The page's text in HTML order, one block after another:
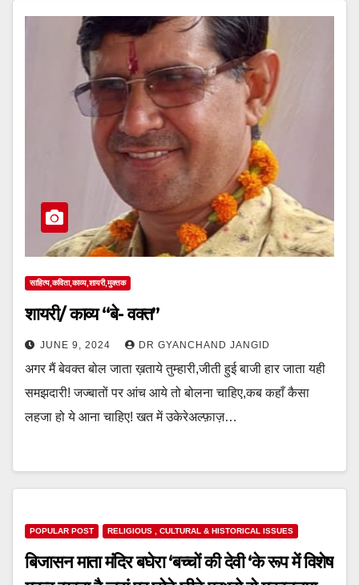
साहित्य,कविता,काव्य,शायरी,मुक्तक
शायरी/ काव्य “बे- वक्त”
JUNE 9, 2024 DR GYANCHAND JANGID
अगर मैं बेवक्त बोल जाता ख़ताये तुम्हारी,जीती हुई बाजी हार जाता यही
समझदारी! जज्बातों पर आंच आये तो बोलना चाहिए,कब कहाँ कैसा
लहजा हो ये आना चाहिए! खत में उकेरेअल्फ़ाज़…
POPULAR POST RELIGIOUS , CULTURAL & HISTORICAL ISSUES
बिजासन माता मंदिर बघेरा ‘बच्चों की देवी ‘के रूप में विशेष